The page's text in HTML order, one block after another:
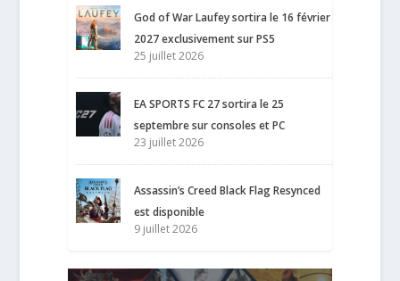
God of War Laufey sortira le 16 février
2027 exclusivement sur PS5
25 juillet 2026
EA SPORTS FC 27 sortira le 25
septembre sur consoles et PC
23 juillet 2026
Assassin’s Creed Black Flag Resynced
est disponible
9 juillet 2026